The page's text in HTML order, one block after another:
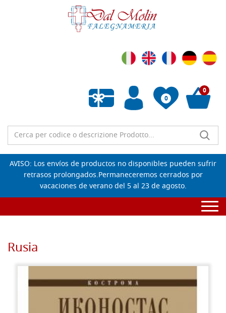
0
Lista de deseos vacía
0
AVISO: Los envíos de productos no disponibles pueden sufrir
retrasos prolongados.Permaneceremos cerrados por
vacaciones de verano del 5 al 23 de agosto.
Rusia